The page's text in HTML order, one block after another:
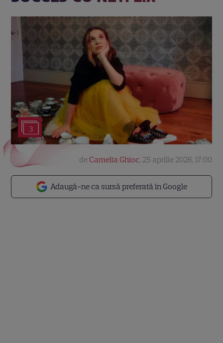
3
Adaugă-ne ca sursă preferată în Google
de Camelia Ghioc, 25 aprilie 2026, 17:00